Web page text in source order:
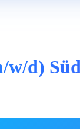
w/d)